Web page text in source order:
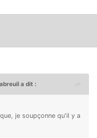
a dit :
je soupçonne qu'il y a